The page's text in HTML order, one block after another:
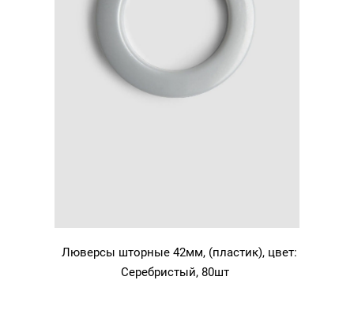
Люверсы шторные 42мм, (пластик), цвет:
Серебристый, 80шт